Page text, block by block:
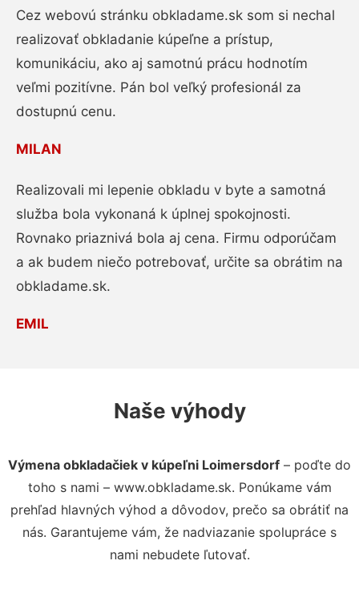
Cez webovú stránku obkladame.sk som si nechal
realizovať obkladanie kúpeľne a prístup,
komunikáciu, ako aj samotnú prácu hodnotím
veľmi pozitívne. Pán bol veľký profesionál za
dostupnú cenu.
MILAN
Realizovali mi lepenie obkladu v byte a samotná
služba bola vykonaná k úplnej spokojnosti.
Rovnako priaznivá bola aj cena. Firmu odporúčam
a ak budem niečo potrebovať, určite sa obrátim na
obkladame.sk.
EMIL
Naše výhody
Výmena obkladačiek v kúpeľni Loimersdorf – poďte do
toho s nami – www.obkladame.sk. Ponúkame vám
prehľad hlavných výhod a dôvodov, prečo sa obrátiť na
nás. Garantujeme vám, že nadviazanie spolupráce s
nami nebudete ľutovať.